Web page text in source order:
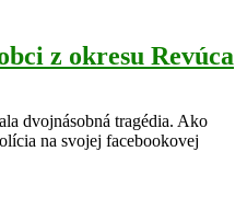
z okresu Revúca
dvojnásobná tragédia. Ako
na svojej facebookovej